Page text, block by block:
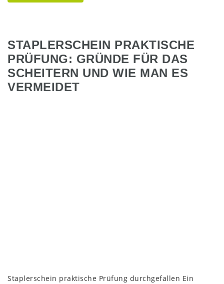
STAPLERSCHEIN PRAKTISCHE
PRÜFUNG: GRÜNDE FÜR DAS
SCHEITERN UND WIE MAN ES
VERMEIDET
Staplerschein praktische Prüfung durchgefallen Ein